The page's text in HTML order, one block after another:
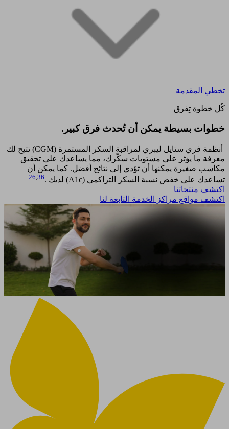
تخطي المقدمة
كُل خطوة تِفرق
خطوات بسيطة يمكن أن تُحدث فرق كبير.​
أنظمة فري ستايل ليبري لمراقبة السكر المستمرة (CGM) تتيح لك
معرفة ما يؤثر على مستويات سكّرك، مما يساعدك على تحقيق
مكاسب صغيرة يمكنها أن تؤدي إلى نتائج أفضل. كما يمكن أن
تساعدك على خفض نسبة السكر التراكمي (A1c) لديك .
26 36
اكتشف منتجاتنا
اكتشف مواقع مراكز الخدمة التابعة لنا​